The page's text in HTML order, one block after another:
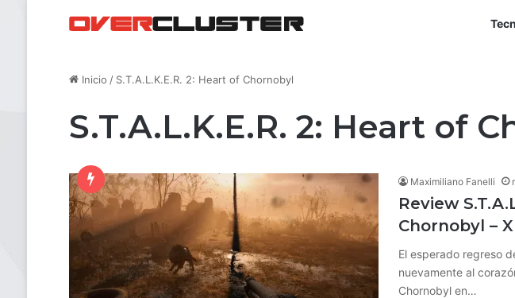
Inicio / S.T.A.L.K.E.R. 2: Heart of Chornobyl
S.T.A.L.K.E.R. 2: Heart of
Maximiliano Fanelli
Review
Chornobyl –
El esperado regreso
nuevamente al
Chornobyl en…